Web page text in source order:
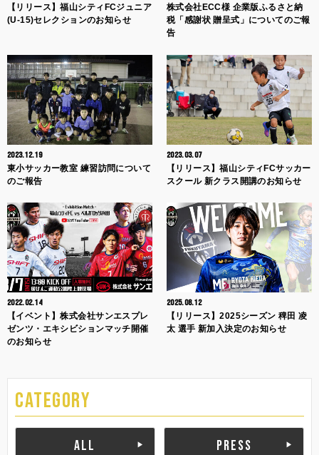
【リリース】福山シティFCジュニア
(U-15)セレクションのお知らせ
株式会社ECC様 企業版ふるさと納
税「感謝状 贈呈式」についてのご報
告
2023.12.19
東小サッカー教室 練習訪問について
のご報告
2023.03.07
【リリース】福山シティFCサッカー
スクール 新クラス開講のお知らせ
2022.02.14
【イベント】株式会社サンエスプレ
ゼンツ・エキシビションマッチ開催
のお知らせ
2025.08.12
【リリース】2025シーズン 稗田 凌
太 選手 新加入決定のお知らせ
CATEGORY
ALL PRESS